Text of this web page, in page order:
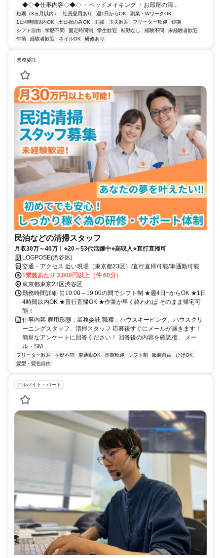
◆◇◆仕事内容◇◆◇ ・ベッドメイキング ・お部屋の清...
短期（3ヵ月以内） 社員登用あり 週1日からOK
副業・WワークOK
1日4時間以内OK
土日祝のみOK 主婦・主夫歓迎 フリーター歓迎
短期
シフト自由
学歴不問 固定時間制 学生歓迎 転勤なし 経験不問
未経験者歓迎
午前
経験者歓迎 ネイルOK 研修あり
業務委託
民泊などの清掃スタッフ
月収30万～40万！⭐20～53代活躍中⭐高収入⭐直行直帰可
LOGPOSE(渋谷区)
交通・アクセス 近い現場（東京都23区）/直行直帰可能/車通勤可能
1業務あたり 3,000円以上（件 60分）
東京都東京23区渋谷区
勤務時間詳細 ⏰10:00～19:00の間でシフト制 ★週4日~からOK ★1日
4時間以内OK ★直行直帰OK ★作業が早く終われば そのまま帰宅可
能！
仕事内容 雇用形態：業務委託 職種：ハウスキーピング、ハウスクリ
ーニングスタッフ、清掃スタッフ 応募後すぐにメールが届きます！
簡単なアンケートに回答ください！ 回答後の内容を確認後、 メー
ル・SM...
フリーター歓迎 学歴不問 車通勤OK 長期歓迎 シフト制 服装自由
ひげOK
髪型・髪色自由
アルバイト・パート